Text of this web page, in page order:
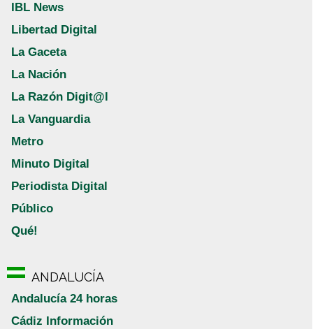
IBL News
Libertad Digital
La Gaceta
La Nación
La Razón Digit@l
La Vanguardia
Metro
Minuto Digital
Periodista Digital
Público
Qué!
ANDALUCÍA
Andalucía 24 horas
Cádiz Información